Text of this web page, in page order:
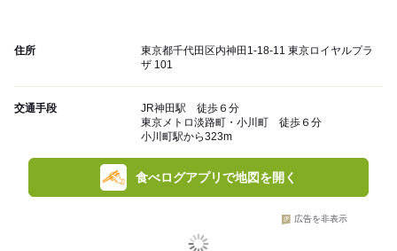
住所
東京都千代田区内神田1-18-11 東京ロイヤルプラ
ザ 101
交通手段
JR神田駅 徒歩６分
東京メトロ淡路町・小川町 徒歩６分
小川町駅から323m
食べログアプリで地図を開く
広告を非表示